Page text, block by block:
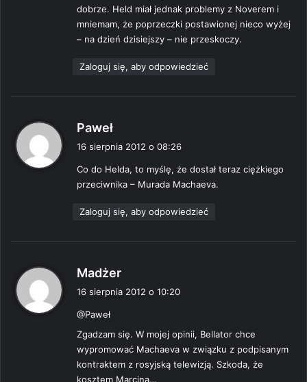
dobrze. Held miał jednak problemy z Noverem i
mniemam, że poprzeczki postawionej nieco wyżej
– na dzień dzisiejszy – nie przeskoczy.
Zaloguj się, aby odpowiedzieć
Paweł
z
e
16 sierpnia 2012 o 08:26
Co do Helda, to myślę, że dostał teraz ciężkiego
przeciwnika – Murada Machaeva.
Zaloguj się, aby odpowiedzieć
Madżer
e
:
16 sierpnia 2012 o 10:20
@Paweł
Zgadzam się. W mojej opinii, Bellator chce
wypromować Machaeva w związku z podpisanym
kontraktem z rosyjską telewizją. Szkoda, że
kosztem Marcina…